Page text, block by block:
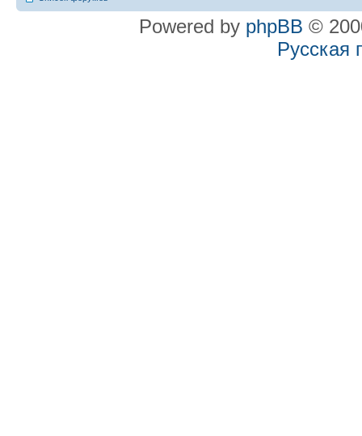
Powered by phpBB ©
Русская